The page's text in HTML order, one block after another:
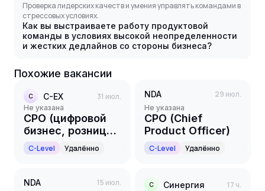
Проверка лидерских качеств и умения управлять командами в
стрессовых условиях.
Как вы выстраиваете работу продуктовой
команды в условиях высокой неопределенности
и жестких дедлайнов со стороны бизнеса?
Похожие вакансии
C C-EX 31 июл.
Не указана
CPO (цифровой
бизнес, розница,
ФИНТЕХ)
C-Level Удалённо
NDA 29 июл.
Не указана
CPO (Chief
Product Officer)
C-Level Удалённо
NDA 15 июл. С Синергия 17 ч.